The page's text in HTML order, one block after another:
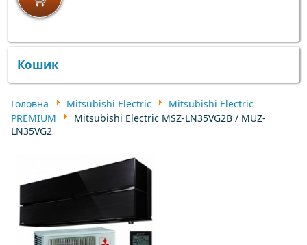
×
×
Кошик
Головна Mitsubishi Electric
Mitsubishi Electric
PREMIUM
Mitsubishi Electric MSZ-LN35VG2B / MUZ-
LN35VG2